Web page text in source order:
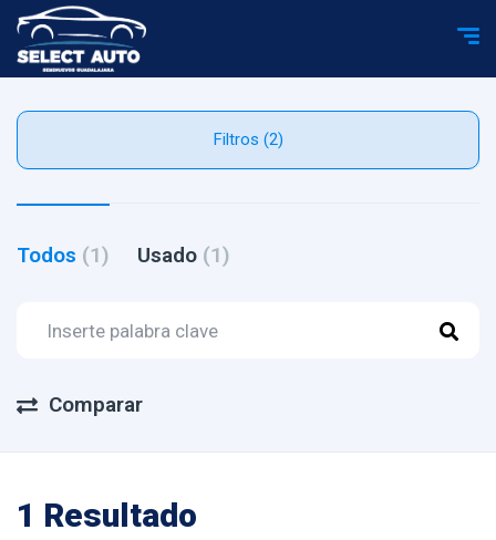
Filtros (2)
Todos (1) Usado (1)
Comparar
1 Resultado